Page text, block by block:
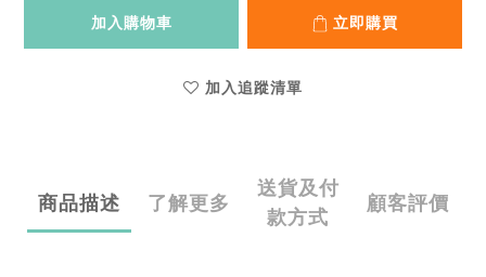
加入購物車 立即購買
加入追蹤清單
商品描述 了解更多
送貨及付
款方式
顧客評價